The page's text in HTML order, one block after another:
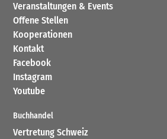
Veranstaltungen & Events
Offene Stellen
Kooperationen
Kontakt
Facebook
Instagram
Youtube
Buchhandel
Vertretung Schweiz